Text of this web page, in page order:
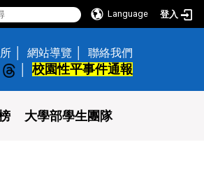
Language 登入
網站導覽
聯絡我們
校園性平事件通報
大學部學生團隊